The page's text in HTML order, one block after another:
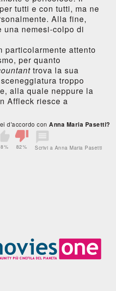
tutti e con tutti, ma ne
Alla fine,
una nemesi-colpo di
particolarmente attento
per quanto
trova la sua
troppo
alla quale neppure la
Affleck riesce a
d'accordo conAnna Maria Pasetti?
82% Scrivi a Anna Maria Pasetti